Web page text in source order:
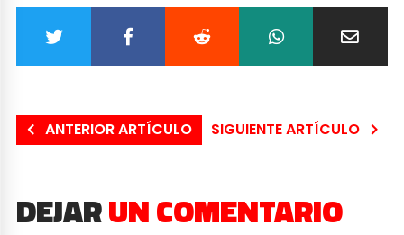
ANTERIOR ARTÍCULO SIGUIENTE ARTÍCULO
DEJARUN COMENTARIO